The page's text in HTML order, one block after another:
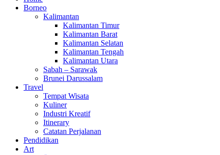
Borneo
Kalimantan
Kalimantan Timur
Kalimantan Barat
Kalimantan Selatan
Kalimantan Tengah
Kalimantan Utara
Sabah – Sarawak
Brunei Darussalam
Travel
Tempat Wisata
Kuliner
Industri Kreatif
Itinerary
Catatan Perjalanan
Pendidikan
Art